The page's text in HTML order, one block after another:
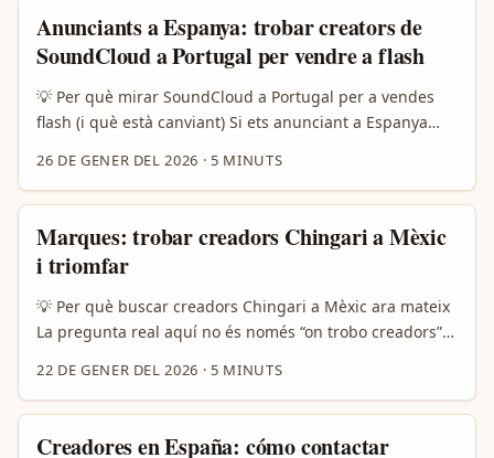
de l’algorítmica d’Instagram i per tenir audiències més
compromeses. Però hi ha doble fil: l’atractiu d’un públic
directe i la necessitat de fer-ho bé (compliment legal,
moderació i transparència). A continuació tens una guia
un procés d’auditoria per llançar sorteigs (giveaways)
efectius sense cremar pressupost ni reputació. ...
Anunciants a Espanya: trobar creators de
SoundCloud a Portugal per vendre a flash
💡 Per què mirar SoundCloud a Portugal per a vendes
flash (i què està canviant) Si ets anunciant a Espanya
pensat en TikTok i Instagram. Però hi ha una jugada
menys óbvia que funciona molt bé per nínxols:
SoundCloud a Portugal. Aquesta plataforma té creators
amb audiències hiperlocalitzades, comunitats fidels i
formats d’àudio que es comparteixen fàcilment a altres
apps —perfecte per generar “hype” sonor abans d’un
drop. ...
26 DE GENER DEL 2026 · 5 MINUTS
Marques: trobar creadors Chingari a Mèxic
i triomfar
💡 Per què buscar creadors Chingari a Mèxic ara mateix
La pregunta real aquí no és només “on trobo creadors”,
aparegui en el feed de la gent que planeja viatjar”. En
2026 el panorama de promoció turística és clar: els
vídeos curts i les històries visuals decideixen amb qui es
22 DE GENER DEL 2026 · 5 MINUTS
Creadores en España: cómo contactar